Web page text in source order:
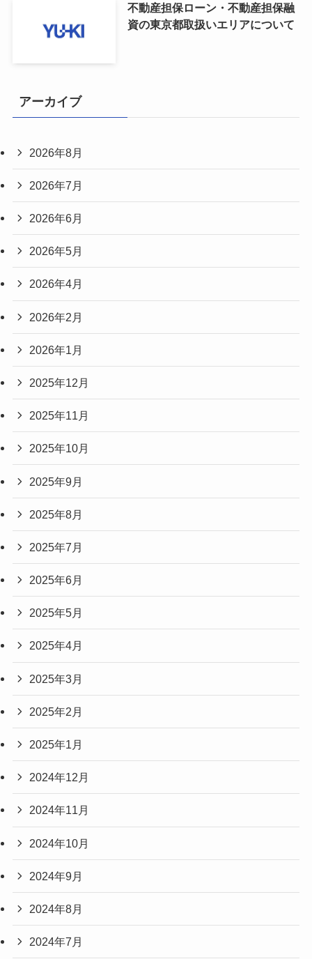
不動産担保ローン・不動産担保融
資の東京都取扱いエリアについて
アーカイブ
2026年8月
2026年7月
2026年6月
2026年5月
2026年4月
2026年2月
2026年1月
2025年12月
2025年11月
2025年10月
2025年9月
2025年8月
2025年7月
2025年6月
2025年5月
2025年4月
2025年3月
2025年2月
2025年1月
2024年12月
2024年11月
2024年10月
2024年9月
2024年8月
2024年7月